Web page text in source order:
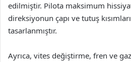
edilmiştir. Pilota maksimum
direksiyonun çapı ve tutuş
tasarlanmıştır.
Ayrıca, vites değiştirme, fren ve